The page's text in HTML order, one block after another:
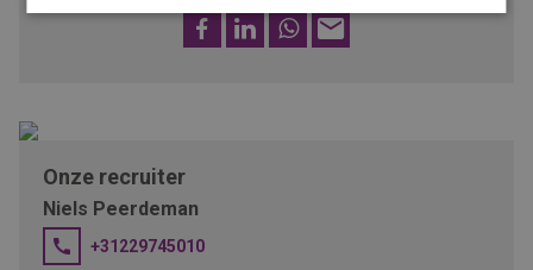
FacebookLinkedInWhatsApp
E-
Onze recruiter
Niels Peerdeman
+31229745010